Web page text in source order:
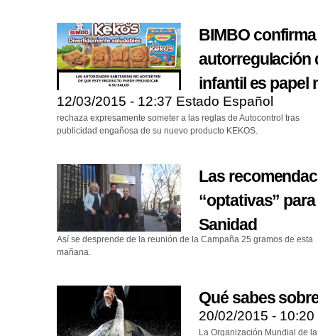
BIMBO
autorregulación
infantil es papel
12/03/2015 - 12:37 Estado Español
rechaza expresamente someter a las reglas de Autocontrol tras
publicidad engañosa de su nuevo producto KEKOS.
Las
“optativas”
Sanidad
Así se desprende de la reunión de la Campaña 25 gramos de esta
mañana.
Qué sabes
20/02/2015 - 10:20
La Organización Mundial de